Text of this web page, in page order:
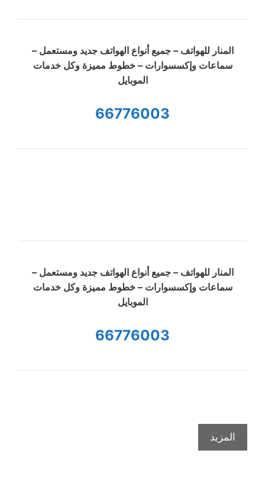
المنار للهواتف – جميع أنواع الهواتف جديد ومستعمل –
سماعات وإكسسوارات – خطوط مميزة وكل خدمات
الموبايل
66776003
المنار للهواتف – جميع أنواع الهواتف جديد ومستعمل –
سماعات وإكسسوارات – خطوط مميزة وكل خدمات
الموبايل
66776003
المزيد